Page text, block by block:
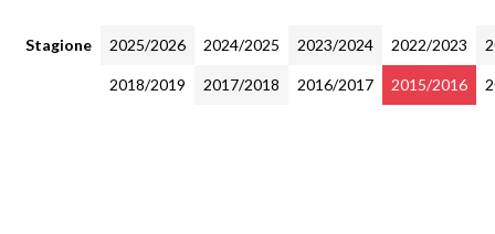
Stagione 2025/2026 2024/2025 2023/2024 2022/2023
2018/2019 2017/2018 2016/2017 2015/2016